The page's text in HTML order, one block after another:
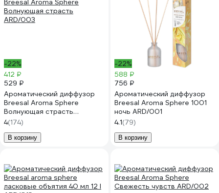
-22%
412 ₽
529 ₽
Ароматический диффузор
Breesal Aroma Sphere
Волнующая страсть
ARD/003
4(174)
В корзину
-22%
588 ₽
756 ₽
Ароматический диффузор
Breesal Aroma Sphere 1001
ночь ARD/001
4.1(79)
В корзину